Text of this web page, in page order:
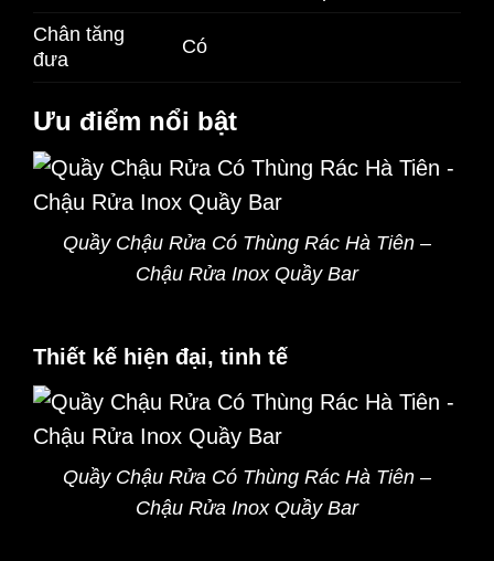
Chân tăng
đưa
Có
Ưu điểm nổi bật
Quầy Chậu Rửa Có Thùng Rác Hà Tiên –
Chậu Rửa Inox Quầy Bar
Thiết kế hiện đại, tinh tế
Quầy Chậu Rửa Có Thùng Rác Hà Tiên –
Chậu Rửa Inox Quầy Bar